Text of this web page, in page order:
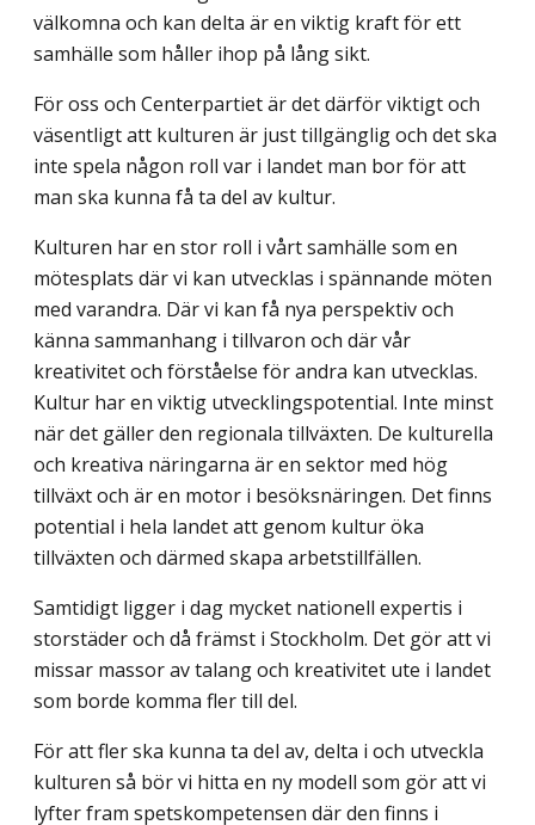
välkomna och kan delta är en viktig kraft för ett
samhälle som håller ihop på lång sikt.
För oss och Centerpartiet är det därför viktigt och
väsentligt att kulturen är just tillgänglig och det ska
inte spela någon roll var i landet man bor för att
man ska kunna få ta del av kultur.
Kulturen har en stor roll i vårt samhälle som en
mötesplats där vi kan utvecklas i spännande möten
med varandra. Där vi kan få nya perspektiv och
känna sammanhang i tillvaron och där vår
kreativitet och förståelse för andra kan utvecklas.
Kultur har en viktig utvecklingspotential. Inte minst
när det gäller den regionala tillväxten. De kulturella
och kreativa näringarna är en sektor med hög
tillväxt och är en motor i besöksnäringen. Det finns
potential i hela landet att genom kultur öka
tillväxten och därmed skapa arbetstillfällen.
Samtidigt ligger i dag mycket nationell expertis i
storstäder och då främst i Stockholm. Det gör att vi
missar massor av talang och kreativitet ute i landet
som borde komma fler till del.
För att fler ska kunna ta del av, delta i och utveckla
kulturen så bör vi hitta en ny modell som gör att vi
lyfter fram spetskompetensen där den finns i